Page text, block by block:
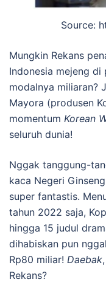
Source:
Mungkin Rekans
Indonesia mejeng
modalnya miliaran?
Mayora (produsen
momentum Korean
seluruh dunia!
Nggak tanggung-
kaca Negeri
super fantastis.
tahun 2022 saja,
hingga 15 judul
dihabiskan pun
Rp80 miliar! Daebak
Rekans?